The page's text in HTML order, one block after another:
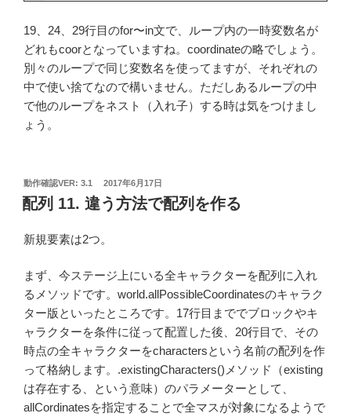
19、24、29行目のfor〜in文で、ループ内の一時変数名が
どれもcoorとなっていますね。coordinateの略でしょう。
別々のループで同じ変数名を使ってますが、それぞれの
中で使い捨てなので構いません。ただしあるループの中
で他のループをネスト（入れ子）する時は気をつけまし
ょう。
動作確認VER: 3.1
投
稿
日:
2017年6月17日
配列 11. 違う方法で配列を作る
新規要素は2つ。
まず、今ステージ上にいる全キャラクターを配列に入れ
るメソッドです。world.allPossibleCoordinatesのキャラク
ター版といったところです。17行目まででブロックやキ
ャラクターを条件に従って配置した後、20行目で、その
時点の全キャラクターをcharactersという名前の配列を作
って格納します。.existingCharacters()メソッド（existing
は存在する、という意味）のパラメーターとして、
allCordinatesを指定することで全マスが対象になるようで